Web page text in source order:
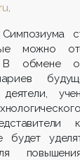
можно
В обмене
деятели,
будет